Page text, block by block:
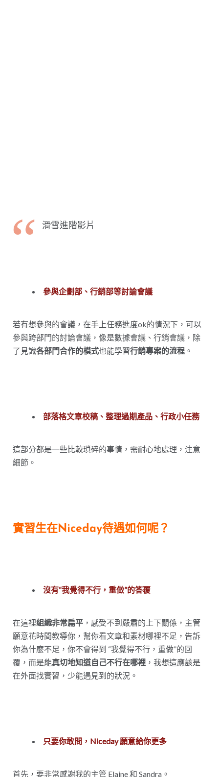
滑雪進階影片
參與企劃部、行銷部等討論會議
若有想參與的會議，在手上任務進度ok的情況下，可以
參與跨部門的討論會議，像是數據會議、行銷會議，除
了見識各部門合作的模式也能學習行銷專案的流程 。
部落格文章校稿、整理過期產品、行政小任務
這部分都是一些比較瑣碎的事情，需耐心地處理，注意
細節。
實習生在Niceday待遇如何呢？
沒有“我覺得不行，重做”的答覆
在這裡組織非常扁平 ，感受不到嚴肅的上下關係，主管
願意花時間教導你，幫你看文章和素材哪裡不足，告訴
你為什麼不足，你不會得到 “我覺得不行，重做”的回
覆，而是能真切地知道自己不行在哪裡 ，我想這應該是
在外面找實習，少能遇見到的狀況。
只要你敢問，Niceday 願意給你更多
首先，要非常感謝我的主管 Elaine 和 Sandra。